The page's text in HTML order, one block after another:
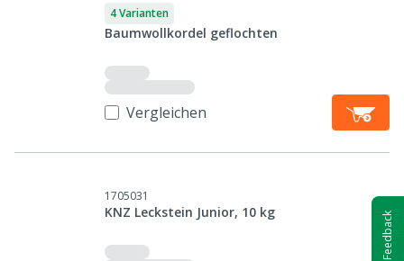
4 Varianten
Baumwollkordel geflochten
Vergleichen
1705031
KNZ Leckstein Junior, 10 kg Feedback